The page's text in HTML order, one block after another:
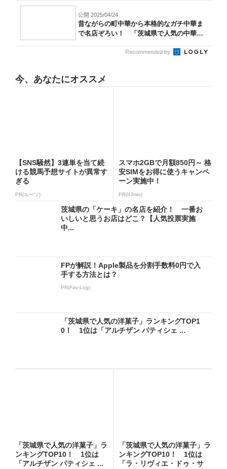
公開 2025/04/24
昔ながらの町中華から本格的なガチ中華ま
で名店ぞろい！ 「茨城県で人気の中華料
Recommended by
今、あなたにオススメ
【SNS騒然】3連単を当て続
ける競馬予想サイトが異常す
ぎる
PR(ルーツ)
スマホ2GBで月額850円～ 格
安SIMをお得に使うキャンペ
ーン実施中！
PR(IIJmio)
茨城県の「ケーキ」の名店を紹介！ 一番お
いしいと思うお店はどこ？【人気投票実施
中...
FPが解説！Apple製品を分割手数料0円で入
手する方法とは？
PR(Fav-Log)
「茨城県で人気の洋菓子」ランキングTOP1
0！ 1位は「アルチザン パティシェ ...
「茨城県で人気の洋菓子」ラ
ンキングTOP10！ 1位は
「アルチザン パティシェ ...
「茨城県で人気の洋菓子」ラ
ンキングTOP10！ 1位は
「ラ・リヴィエ・ドゥ・サ